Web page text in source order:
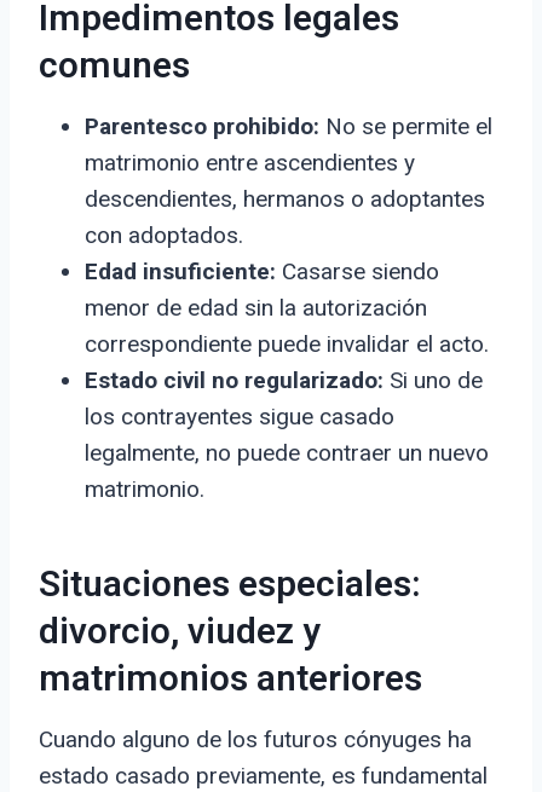
Impedimentos legales
comunes
Parentesco prohibido: No se permite el
matrimonio entre ascendientes y
descendientes, hermanos o adoptantes
con adoptados.
Edad insuficiente: Casarse siendo
menor de edad sin la autorización
correspondiente puede invalidar el acto.
Estado civil no regularizado: Si uno de
los contrayentes sigue casado
legalmente, no puede contraer un nuevo
matrimonio.
Situaciones especiales:
divorcio, viudez y
matrimonios anteriores
Cuando alguno de los futuros cónyuges ha
estado casado previamente, es fundamental